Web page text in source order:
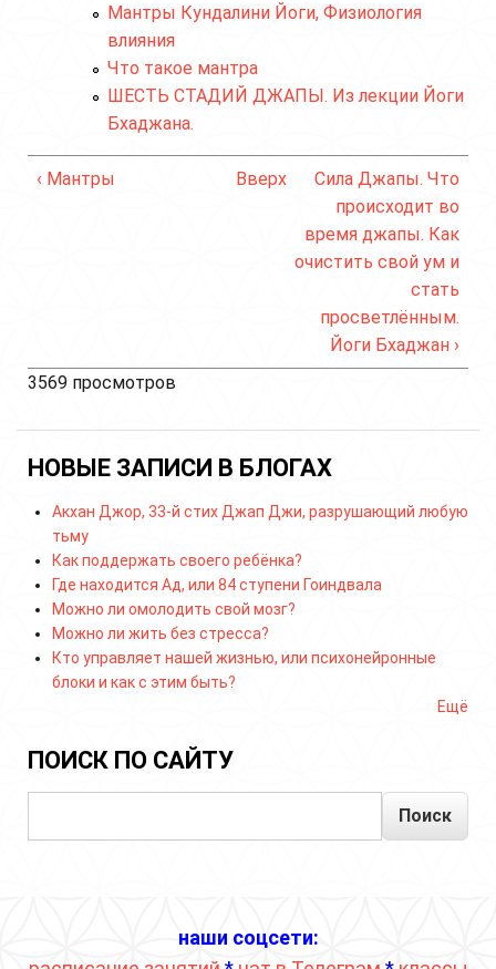
Мантры Кундалини Йоги, Физиология
влияния
Что такое мантра
ШЕСТЬ СТАДИЙ ДЖАПЫ. Из лекции Йоги
Бхаджана.
‹ Мантры Вверх
Сила Джапы. Что
происходит во
время джапы. Как
очистить свой ум и
стать
просветлённым.
Йоги Бхаджан ›
3569 просмотров
НОВЫЕ ЗАПИСИ В БЛОГАХ
Акхан Джор, 33-й стих Джап Джи, разрушающий любую
тьму
Как поддержать своего ребёнка?
Где находится Ад, или 84 ступени Гоиндвала
Можно ли омолодить свой мозг?
Можно ли жить без стресса?
Кто управляет нашей жизнью, или психонейронные
блоки и как с этим быть?
Ещё
ПОИСК ПО САЙТУ
наши соцсети: